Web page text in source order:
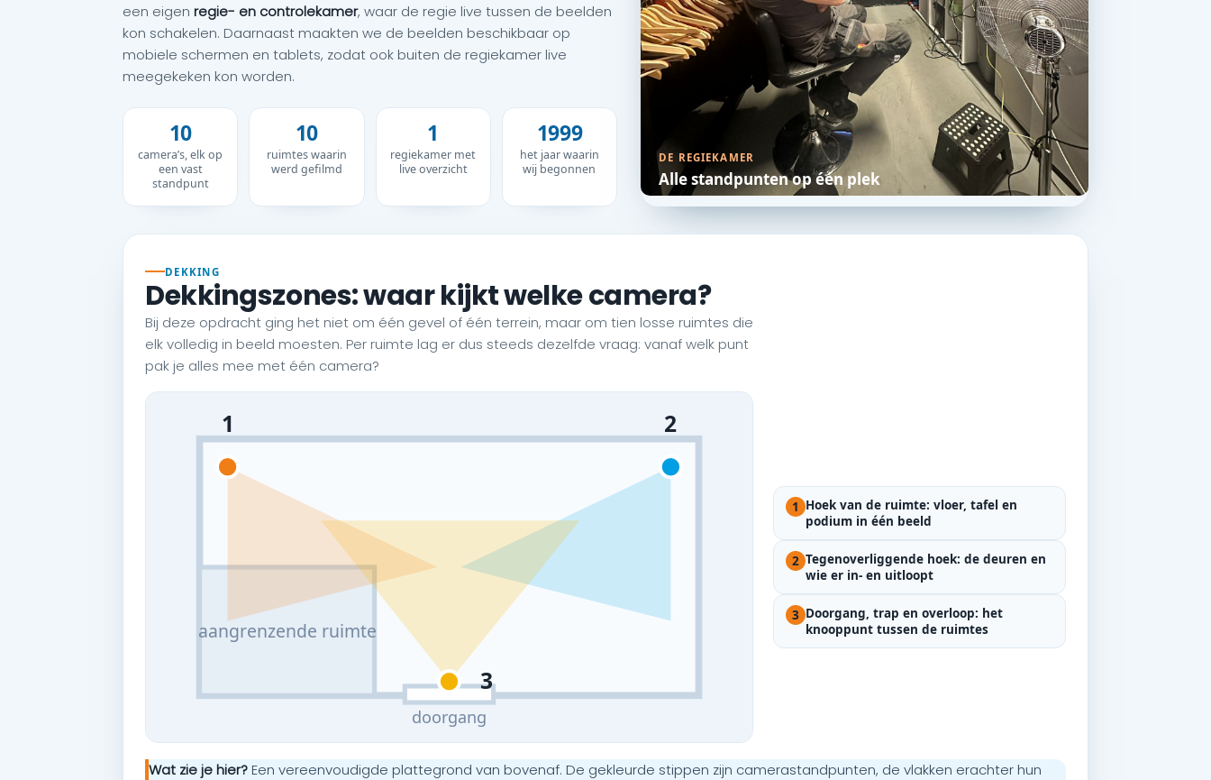
een eigen regie- en controlekamer, waar de regie live tussen de beelden
kon schakelen. Daarnaast maakten we de beelden beschikbaar op
mobiele schermen en tablets, zodat ook buiten de regiekamer live
meegekeken kon worden.
10
camera’s, elk op
een vast
standpunt
10
ruimtes waarin
werd gefilmd
1
regiekamer met
live overzicht
1999
het jaar waarin
wij begonnen
DE REGIEKAMER
Alle standpunten op één plek
DEKKING
Dekkingszones: waar kijkt welke camera?
Bij deze opdracht ging het niet om één gevel of één terrein, maar om tien losse ruimtes die
elk volledig in beeld moesten. Per ruimte lag er dus steeds dezelfde vraag: vanaf welk punt
pak je alles mee met één camera?
1 2
3
aangrenzende ruimte
doorgang
1 Hoek van de ruimte: vloer, tafel en
podium in één beeld
2 Tegenoverliggende hoek: de deuren en
wie er in- en uitloopt
3 Doorgang, trap en overloop: het
knooppunt tussen de ruimtes
Wat zie je hier?Een vereenvoudigde plattegrond van bovenaf. De gekleurde stippen zijn camerastandpunten, de vlakken erachter hun